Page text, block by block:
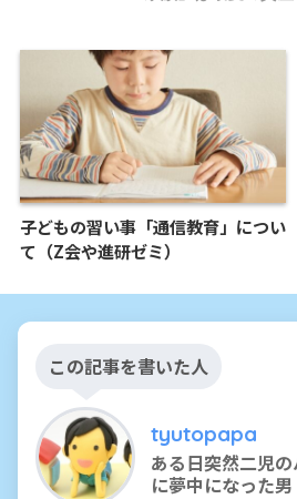
子どもの習い事「通信教育」につい
て（Z会や進研ゼミ）
この記事を書いた人
tyutopapa
ある日突然二児
に夢中になった男